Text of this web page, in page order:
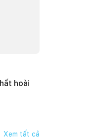
hoài
Xem tất cả